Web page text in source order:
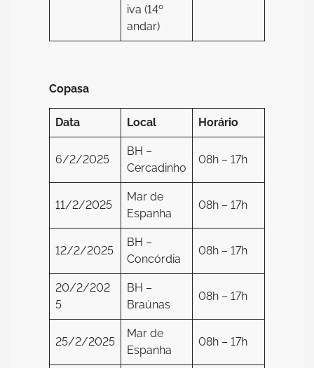
iva (14º
andar)
Copasa
Data Local Horário
6/2/2025
BH –
Cercadinho
08h – 17h
11/2/2025
Mar de
Espanha
08h – 17h
12/2/2025
BH –
Concórdia
08h – 17h
20/2/202
5
BH –
Braúnas
08h – 17h
25/2/2025
Mar de
Espanha
08h – 17h